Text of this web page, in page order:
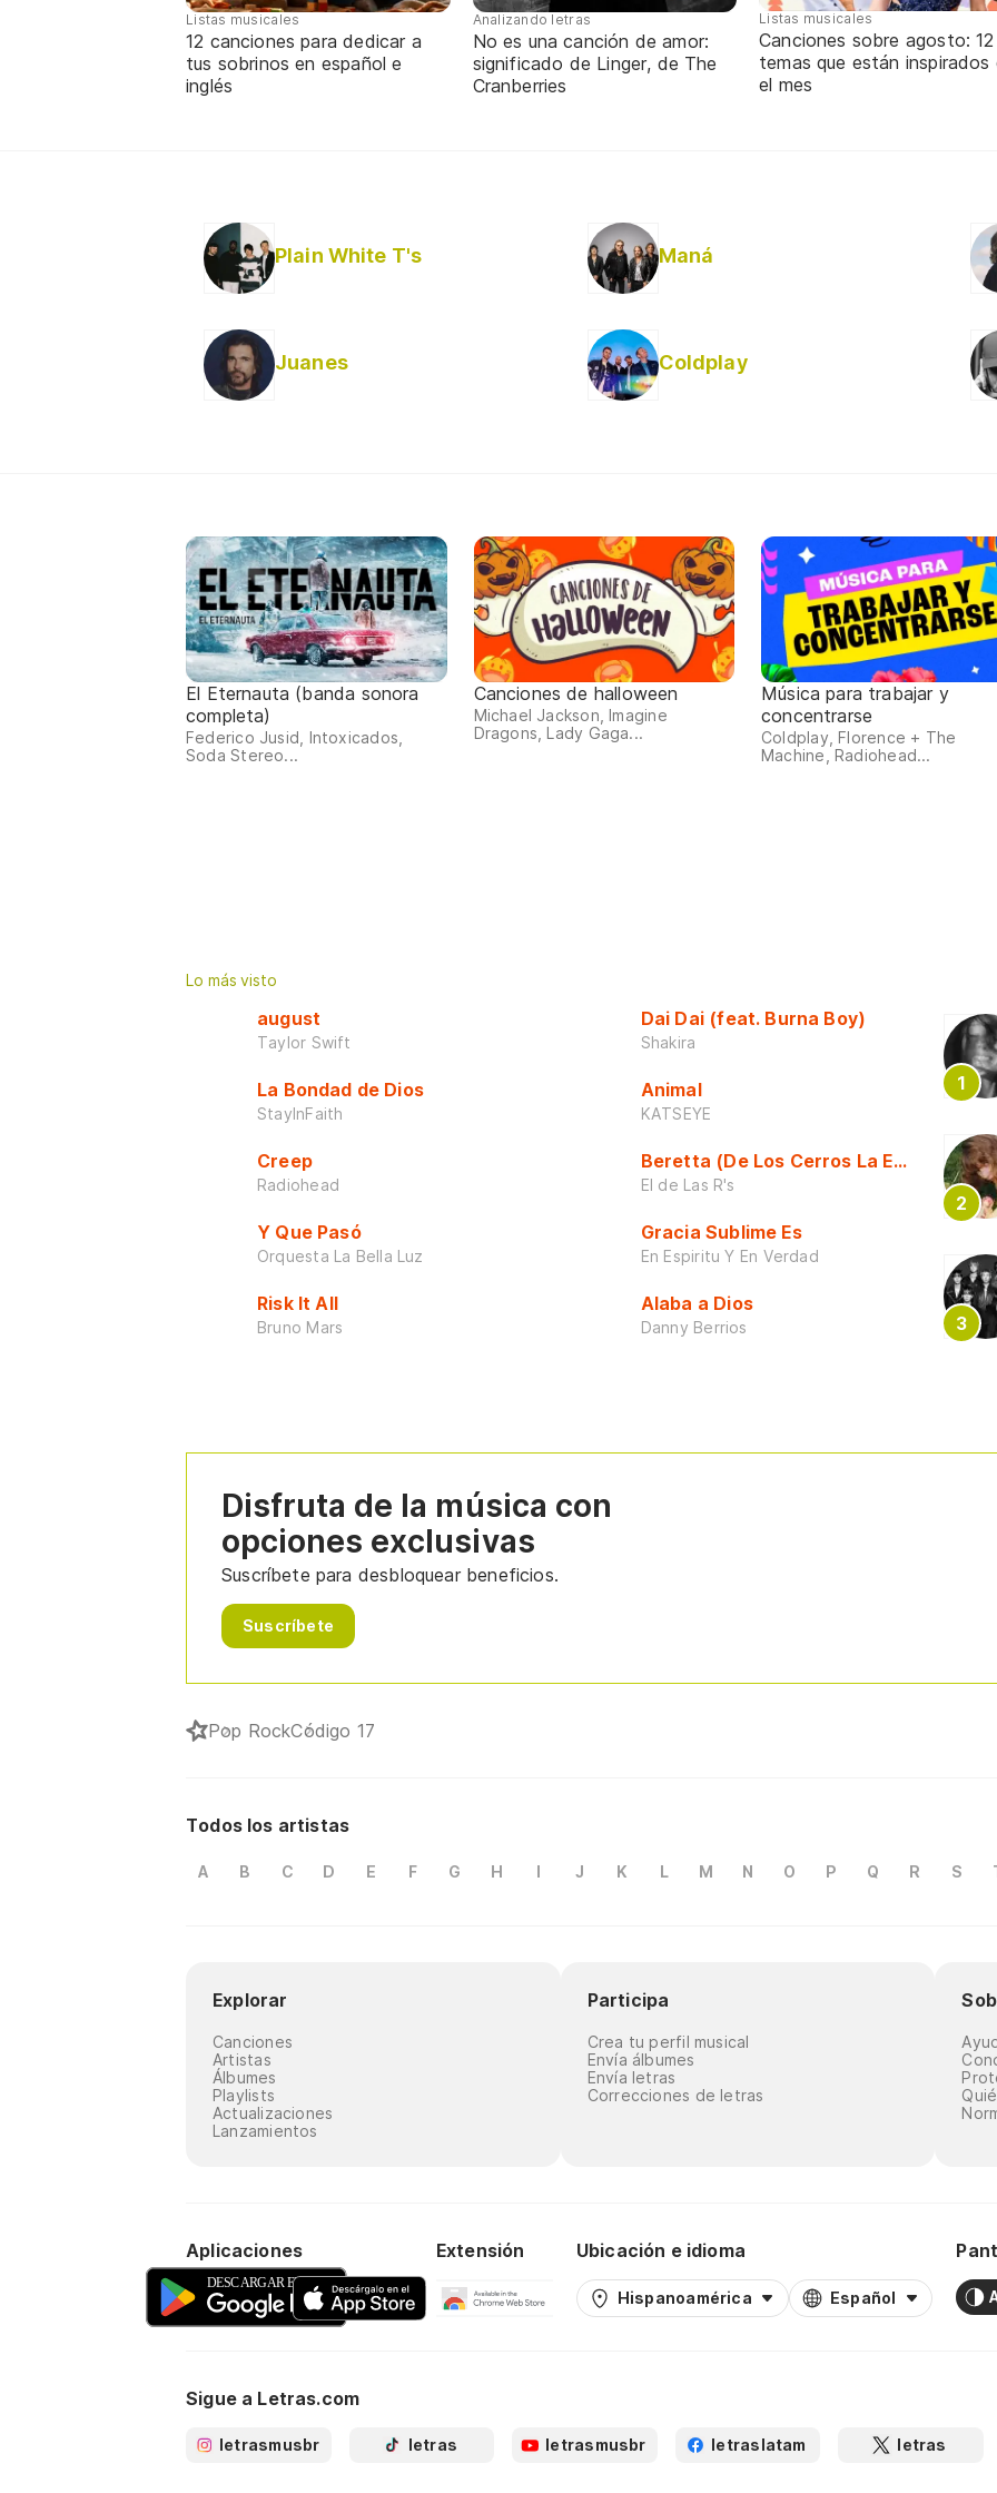
Listas musicales
12 canciones para dedicar a
tus sobrinos en español e
inglés
Analizando letras
No es una canción de amor:
significado de Linger, de The
Cranberries
Listas musicales
Canciones sobre agosto: 12
temas que están inspirados
el mes
Plain White T's Maná
Juanes Coldplay
El Eternauta (banda sonora
completa)
Federico Jusid, Intoxicados,
Soda Stereo...
Canciones de halloween
Michael Jackson, Imagine
Dragons, Lady Gaga...
Música para trabajar y
concentrarse
Coldplay, Florence + The
Machine, Radiohead...
Lo más visto
august
Taylor Swift
La Bondad de Dios
StayInFaith
Creep
Radiohead
Y Que Pasó
Orquesta La Bella Luz
Risk It All
Bruno Mars
Dai Dai (feat. Burna Boy)
Shakira
Animal
KATSEYE
Beretta (De Los Cerros La Escuela)
El de Las R's
Gracia Sublime Es
En Espiritu Y En Verdad
Alaba a Dios
Danny Berrios
Disfruta de la música con
opciones exclusivas
Suscríbete para desbloquear beneficios.
Suscríbete
Pop RockCódigo 17
Todos los artistas
A B C D E F G H I J K L M N O P Q R S
Explorar
Canciones
Artistas
Álbumes
Playlists
Actualizaciones
Lanzamientos
Participa
Crea tu perfil musical
Envía álbumes
Envía letras
Correcciones de letras
Aplicaciones Extensión Ubicación e idioma
Hispanoamérica Español
Sigue a Letras.com
letrasmusbr letras letrasmusbr letraslatam letras